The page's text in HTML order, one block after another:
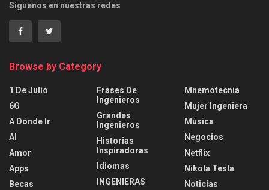
Síguenos en nuestras redes
Browse by Category
1 De Julio
6G
A Dónde Ir
AI
Amor
Apps
Becas
Frases De
Ingenieros
Grandes
Ingenieros
Historias
Inspiradoras
Idiomas
INGENIERAS
Mnemotecnia
Mujer Ingeniera
Música
Negocios
Netflix
Nikola Tesla
Noticias